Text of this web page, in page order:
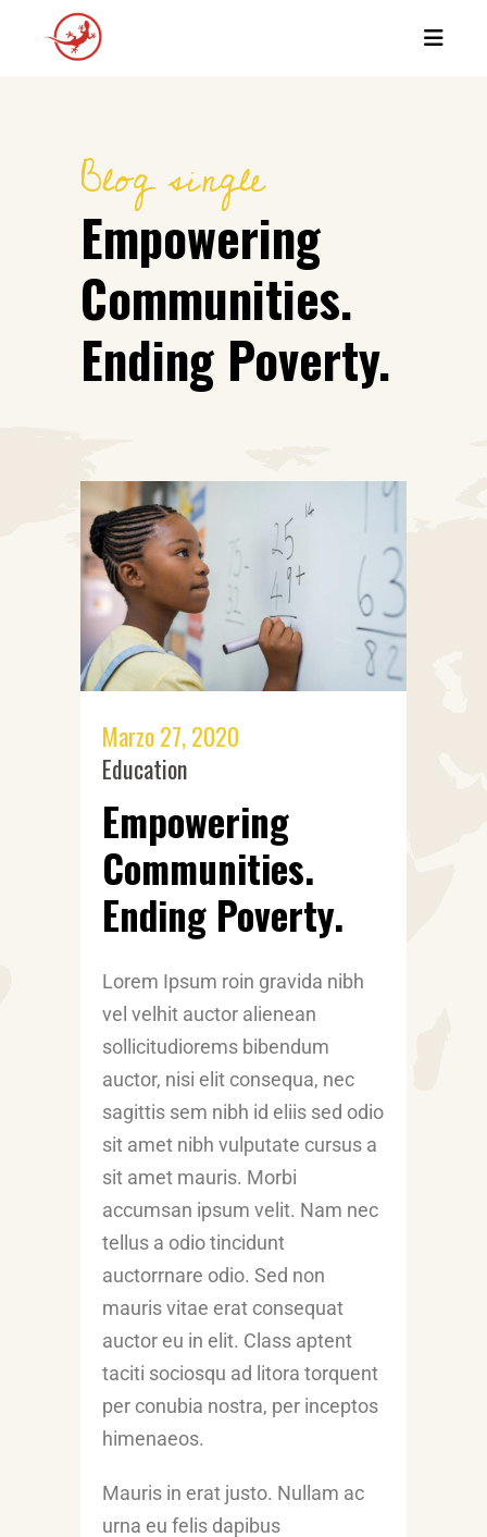
Blog single
Empowering
Communities.
Ending Poverty.
Marzo 27, 2020
Education
Empowering
Communities.
Ending Poverty.
Lorem Ipsum roin gravida nibh
vel velhit auctor alienean
sollicitudiorems bibendum
auctor, nisi elit consequa, nec
sagittis sem nibh id eliis sed odio
sit amet nibh vulputate cursus a
sit amet mauris. Morbi
accumsan ipsum velit. Nam nec
tellus a odio tincidunt
auctorrnare odio. Sed non
mauris vitae erat consequat
auctor eu in elit. Class aptent
taciti sociosqu ad litora torquent
per conubia nostra, per inceptos
himenaeos.
Mauris in erat justo. Nullam ac
urna eu felis dapibus